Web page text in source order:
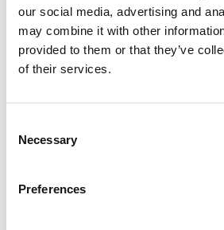
our social media, advertising and
may combine it with other
provided to them or that they’ve
of their services.
Selection
Necessary
Preferences
-Introduction - What is Node.JS?
-Installing Node.JS
-Our first Hello World Node.JS App
-Node REPL
-Node Modules
-Create a Module
-Built-in Modules: process